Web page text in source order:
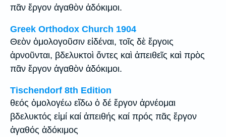
πᾶν ἔργον ἀγαθὸν ἀδόκιμοι.
Greek Orthodox Church 1904
Θεὸν ὁμολογοῦσιν εἰδέναι, τοῖς δὲ ἔργοις
ἀρνοῦνται, βδελυκτοὶ ὄντες καὶ ἀπειθεῖς καὶ πρὸς
πᾶν ἔργον ἀγαθὸν ἀδόκιμοι.
Tischendorf 8th Edition
θεός ὁμολογέω εἴδω ὁ δέ ἔργον ἀρνέομαι
βδελυκτός εἰμί καί ἀπειθής καί πρός πᾶς ἔργον
ἀγαθός ἀδόκιμος